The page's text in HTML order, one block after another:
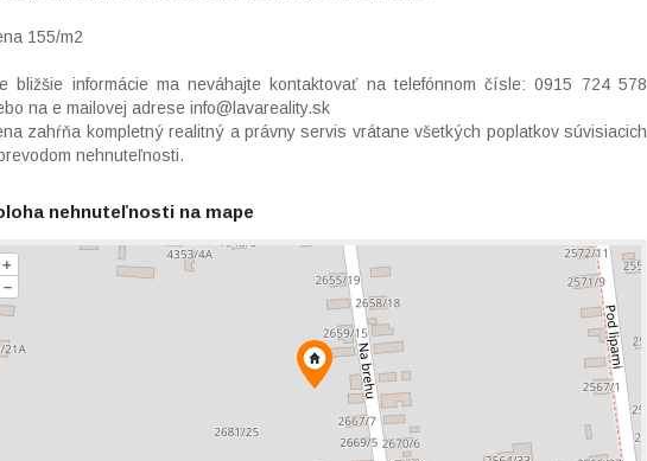
155/m2
bližšie informácie ma neváhajte kontaktovať na telefónnom čísle: 0915 724 578
na e mailovej adrese info@lavareality.sk
zahŕňa kompletný realitný a právny servis vrátane všetkých poplatkov súvisiacich
nehnuteľnosti.
nehnuteľnosti na mape
+
–